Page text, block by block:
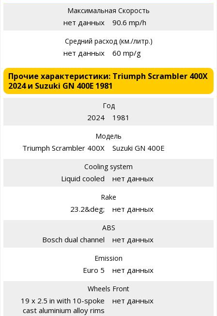
Максимальная Скорость
нет данных 90.6 mp/h
Средний расход (км./литр.)
нет данных 60 mp/g
Прочие характеристики: Triumph Scrambler 400X
2024 и Suzuki GN 400E 1981
Год
2024 1981
Модель
Triumph Scrambler 400X Suzuki GN 400E
Cooling system
Liquid cooled нет данных
Rake
23.2&deg; нет данных
ABS
Bosch dual channel нет данных
Emission
Euro 5 нет данных
Wheels Front
19 x 2.5 in with 10-spoke
cast aluminium alloy rims
нет данных